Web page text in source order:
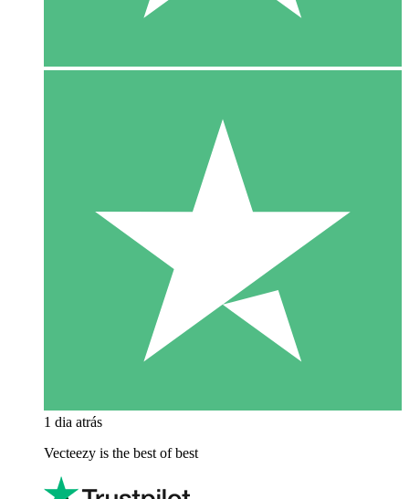
1 dia atrás
Vecteezy is the best of best